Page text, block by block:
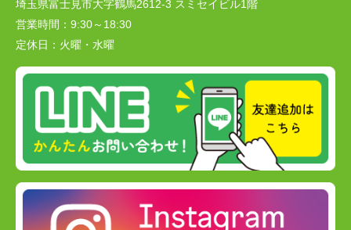
埼玉県富士見市大字鶴馬2612-3 スミセイビル1階
営業時間： 9:30～18:30
定休日： 火曜・水曜